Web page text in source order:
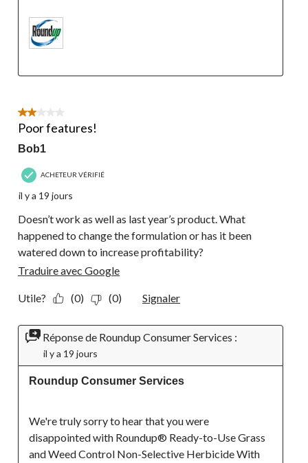
2 étoile(s) sur 5.
Poor features!
Bob1
ACHETEUR VÉRIFIÉ
il y a 19 jours
Doesn’t work as well as last year’s product. What
happened to change the formulation or has it been
watered down to increase profitability?
Traduire avec Google
Utile? (0) (0) Signaler
Réponse de Roundup Consumer Services :
il y a 19 jours
Roundup Consumer Services
We're truly sorry to hear that you were
disappointed with Roundup® Ready-to-Use Grass
and Weed Control Non-Selective Herbicide With